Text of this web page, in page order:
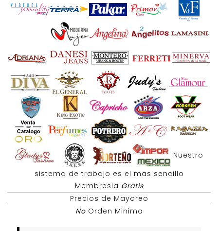
Nuestro
sistema de trabajo es el mas sencillo
Membresia Gratis
Precios de Mayoreo
NoOrden Minima